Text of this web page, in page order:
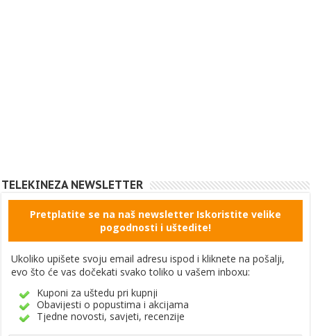
TELEKINEZA NEWSLETTER
Pretplatite se na naš newsletter Iskoristite velike
pogodnosti i uštedite!
Ukoliko upišete svoju email adresu ispod i kliknete na pošalji,
evo što će vas dočekati svako toliko u vašem inboxu:
Kuponi za uštedu pri kupnji
Obavijesti o popustima i akcijama
Tjedne novosti, savjeti, recenzije